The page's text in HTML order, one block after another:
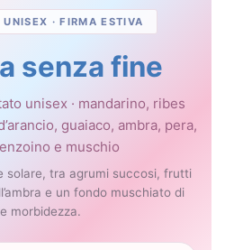
· FIRMA ESTIVA
senza fine
unisex · mandarino, ribes
guaiaco, ambra, pera,
e muschio
solare, tra agrumi succosi, frutti
e un fondo muschiato di
morbidezza.